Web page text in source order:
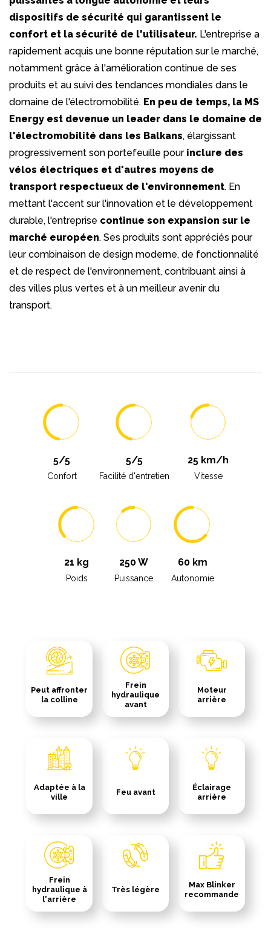
dispositifs de sécurité qui garantissent le
confort et la sécurité de l'utilisateur. L'entreprise a
rapidement acquis une bonne réputation sur le marché,
notamment grâce à l'amélioration continue de ses
produits et au suivi des tendances mondiales dans le
domaine de l'électromobilité. En peu de temps, la MS
Energy est devenue un leader dans le domaine de
l'électromobilité dans les Balkans, élargissant
progressivement son portefeuille pour inclure des
vélos électriques et d'autres moyens de
transport respectueux de l'environnement. En
mettant l'accent sur l'innovation et le développement
durable, l'entreprise continue son expansion sur le
marché européen. Ses produits sont appréciés pour
leur combinaison de design moderne, de fonctionnalité
et de respect de l'environnement, contribuant ainsi à
des villes plus vertes et à un meilleur avenir du
transport.
5/5
Confort
5/5
Facilité d'entretien
25 km/h
Vitesse
21 kg
Poids
250 W
Puissance
60 km
Autonomie
Peut affronter
la colline
Frein
hydraulique
avant
Moteur
arrière
Adaptée à la
ville
Feu avant
Éclairage
arrière
Frein
hydraulique à
l'arrière
Très légère
Max Blinker
recommande